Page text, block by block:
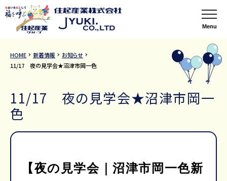
Menu
HOME 新着情報
お知らせ
11/17 夜の見学会★沼津市岡一色
11/17 夜の見学会★沼津市岡一
色
【夜の見学会｜沼津市岡一色新